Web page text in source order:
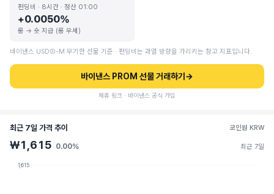
펀딩비 · 8시간 · 정산 01:00
+0.0050%
롱 → 숏 지급 (롱 우세)
바이낸스 USDⓈ-M 무기한 선물 기준 · 펀딩비는 과열 방향을 가리키는 참고 지표입니다.
바이낸스 PROM 선물 거래하기 →
제휴 링크 · 바이낸스 공식 가입
최근 7일 가격 추이 코인원 KRW
₩1,615 0.00% 최근 7일
1,615